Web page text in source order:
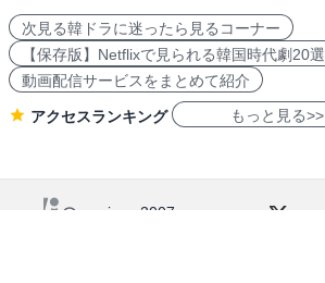
次見る韓ドラに迷ったら見るコーナー
【保存版】Netflixで見られる韓国時代劇20選
動画配信サービスをまとめて紹介
アクセスランキング もっと見る>>
navicon 2007